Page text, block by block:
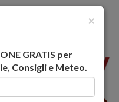
×
GRATIS per
Consigli e Meteo.